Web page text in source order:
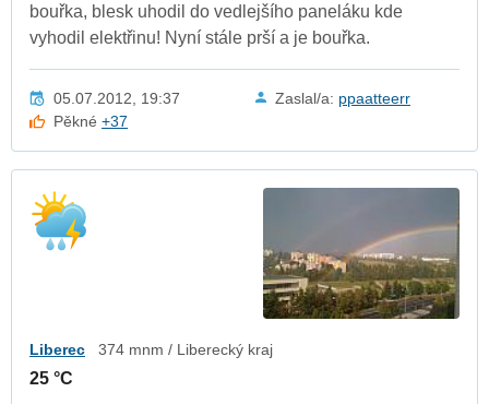
bouřka, blesk uhodil do vedlejšího paneláku kde
vyhodil elektřinu! Nyní stále prší a je bouřka.
05.07.2012, 19:37 Zaslal/a: ppaatteerr
Pěkné+37
Liberec 374 mnm / Liberecký kraj
25 °C